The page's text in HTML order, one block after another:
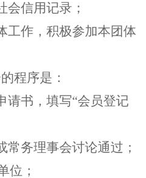
会信用记录；
工作，积极参加本团体
程序是：
请书，填写“会员登记
常务理事会讨论通过；
位；